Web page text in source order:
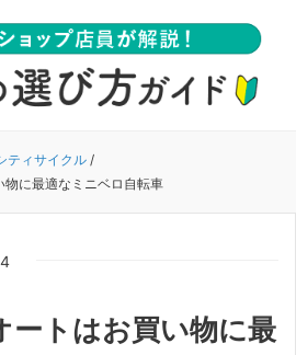
ティサイクル /
に最適なミニベロ自転車
ートはお買い物に最